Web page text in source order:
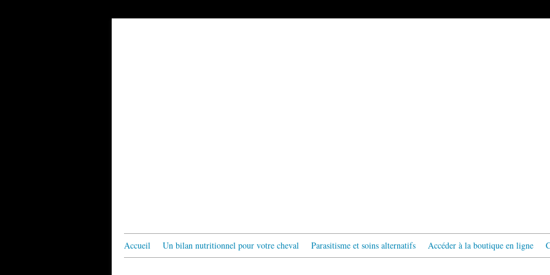
Accueil Un bilan nutritionnel pour votre cheval Parasitisme et soins alternatifs Accéder à la boutique en ligne